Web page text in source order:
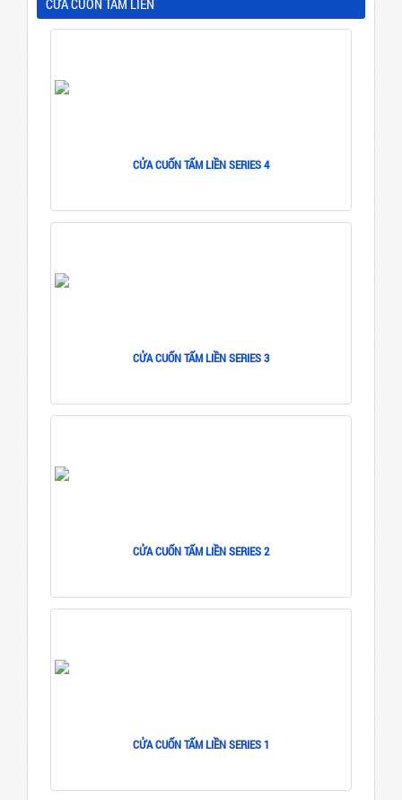
CỬA CUỐN TẤM LIỀN SERIES 4
CỬA CUỐN TẤM LIỀN SERIES 3
CỬA CUỐN TẤM LIỀN SERIES 2
CỬA CUỐN TẤM LIỀN SERIES 1